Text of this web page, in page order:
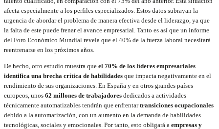
afecta especialmente a los perfiles especializados. Estos datos subrayan la
urgencia de abordar el problema de manera efectiva desde el liderazgo, ya que
la falta de este puede frenar el avance empresarial. Tanto es así que un informe
del Foro Económico Mundial revela que el 40% de la fuerza laboral necesitará
reentrenarse en los próximos años.
De hecho, otro estudio muestra que el 70% de los líderes empresariales
identifica una brecha crítica de habilidades que impacta negativamente en el
rendimiento de sus organizaciones. En España y en otros grandes países
europeos, unos 62 millones de trabajadores dedicados a actividades
técnicamente automatizables tendrán que enfrentartransiciones ocupacionales
debido a la automatización, con un aumento en la demanda de habilidades
tecnológicas, sociales y emocionales. Por tanto, esto obligará a empresas y